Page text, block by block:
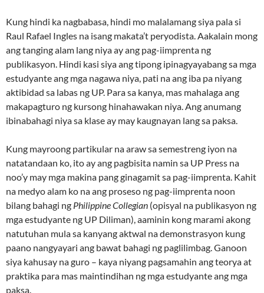
Kung hindi ka nagbabasa, hindi mo malalamang siya pala si
Raul Rafael Ingles na isang makata’t peryodista. Aakalain mong
ang tanging alam lang niya ay ang pag-iimprenta ng
publikasyon. Hindi kasi siya ang tipong ipinagyayabang sa mga
estudyante ang mga nagawa niya, pati na ang iba pa niyang
aktibidad sa labas ng UP. Para sa kanya, mas mahalaga ang
makapagturo ng kursong hinahawakan niya. Ang anumang
ibinabahagi niya sa klase ay may kaugnayan lang sa paksa.
Kung mayroong partikular na araw sa semestreng iyon na
natatandaan ko, ito ay ang pagbisita namin sa UP Press na
noo’y may mga makina pang ginagamit sa pag-iimprenta. Kahit
na medyo alam ko na ang proseso ng pag-iimprenta noon
bilang bahagi ng Philippine Collegian (opisyal na publikasyon ng
mga estudyante ng UP Diliman), aaminin kong marami akong
natutuhan mula sa kanyang aktwal na demonstrasyon kung
paano nangyayari ang bawat bahagi ng paglilimbag. Ganoon
siya kahusay na guro – kaya niyang pagsamahin ang teorya at
praktika para mas maintindihan ng mga estudyante ang mga
paksa.